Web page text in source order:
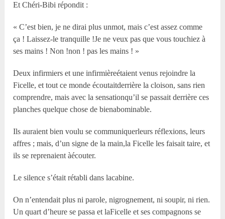
Et Chéri-Bibi répondit :
« C’est bien, je ne dirai plus unmot, mais c’est assez comme
ça ! Laissez-le tranquille !Je ne veux pas que vous touchiez à
ses mains ! Non !non ! pas les mains ! »
Deux infirmiers et une infirmièreétaient venus rejoindre la
Ficelle, et tout ce monde écoutaitderrière la cloison, sans rien
comprendre, mais avec la sensationqu’il se passait derrière ces
planches quelque chose de bienabominable.
Ils auraient bien voulu se communiquerleurs réflexions, leurs
affres ; mais, d’un signe de la main,la Ficelle les faisait taire, et
ils se reprenaient àécouter.
Le silence s’était rétabli dans lacabine.
On n’entendait plus ni parole, nigrognement, ni soupir, ni rien.
Un quart d’heure se passa et laFicelle et ses compagnons se